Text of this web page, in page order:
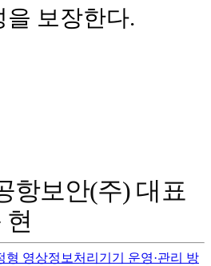
을 보장한다.
항보안(주) 대표
현
영상정보처리기기 운영·관리 방